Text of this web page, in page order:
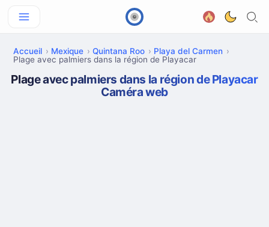
Accueil Mexique Quintana Roo
Playa del Carmen
Plage avec palmiers dans la région de Playacar
Plage avec palmiers dans la région de Playacar
Caméra web